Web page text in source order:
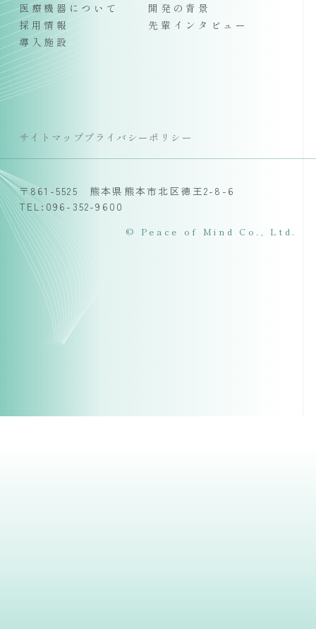
医療機器について
開発の背景
採用情報
先輩インタビュー
導入施設
サイトマップ プライバシーポリシー
〒861-5525 熊本県熊本市北区徳王2-8-6
TEL:096-352-9600
© Peace of Mind Co., Ltd.